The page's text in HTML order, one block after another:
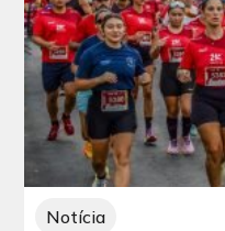
Notícia